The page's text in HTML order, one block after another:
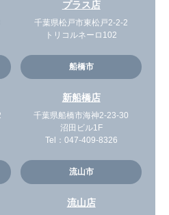
プラス店
千葉県松戸市東松戸2-2-2
トリコルネーロ102
船橋市
新船橋店
千葉県船橋市海神2-23-30
沼田ビル1F
Tel： 047-409-8326
流山市
流山店